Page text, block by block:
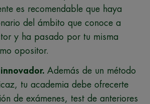
es recomendable que haya
del ámbito que conoce a
y ha pasado por tu misma
opositor.
Además de un método
tu academia debe ofrecerte
de exámenes, test de anteriores